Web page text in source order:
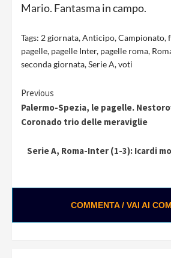
Mario. Fantasma in campo.
Tags: 2 giornata,Anticipo,Campionato,
pagelle, pagelle Inter, pagelle roma,
seconda giornata,Serie A,voti
Continue
Reading
Previous
Palermo-Spezia, le pagelle.
Coronado trio delle meraviglie
Serie A, Roma-Inter (1-3): Icardi
COMMENTA / VAI AI